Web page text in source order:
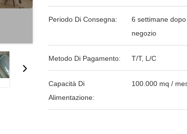
Periodo Di Consegna:
6 settimane
negozio
Metodo Di Pagamento: T/T, L/C
Capacità Di
Alimentazione:
100.000 mq /